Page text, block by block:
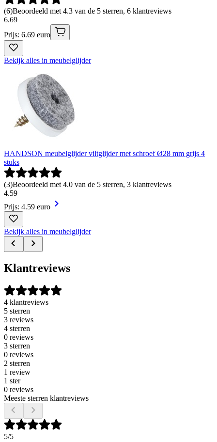
(6)Beoordeeld met 4.3 van de 5 sterren, 6 klantreviews
6.69
Prijs: 6.69 euro
Bekijk alles in meubelglijder
HANDSON meubelglijder viltglijder met schroef Ø28 mm grijs 4
stuks
(3)Beoordeeld met 4.0 van de 5 sterren, 3 klantreviews
4.59
Prijs: 4.59 euro
Bekijk alles in meubelglijder
Klantreviews
4 klantreviews
5 sterren
3 reviews
4 sterren
0 reviews
3 sterren
0 reviews
2 sterren
1 review
1 ster
0 reviews
Meeste sterren klantreviews
5/5